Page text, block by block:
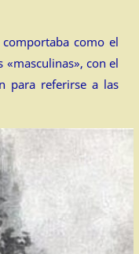
como el
«masculinas», con el
para referirse a las